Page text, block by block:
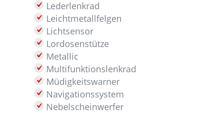
Lederlenkrad
Leichtmetallfelgen
Lichtsensor
Lordosenstütze
Metallic
Multifunktionslenkrad
Müdigkeitswarner
Navigationssystem
Nebelscheinwerfer